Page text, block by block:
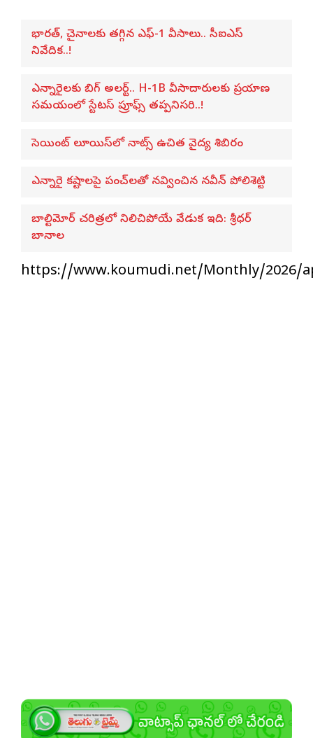
భారత్, చైనాలకు తగ్గిన ఎఫ్-1 వీసాలు.. సీఐఎస్
నివేదిక..!
ఎన్నారైలకు బిగ్ అలర్ట్.. H-1B వీసాదారులకు ప్రయాణ
సమయంలో స్టేటస్ ప్రూఫ్స్ తప్పనిసరి..!
సెయింట్ లూయిస్‌లో నాట్స్ ఉచిత వైద్య శిబిరం
ఎన్నారై కష్టాలపై పంచ్‌లతో నవ్వించిన నవీన్ పోలిశెట్టి
బాల్టిమోర్ చరిత్రలో నిలిచిపోయే వేడుక ఇది: శ్రీధర్
బానాల
https://www.koumudi.net/Monthly/2026/